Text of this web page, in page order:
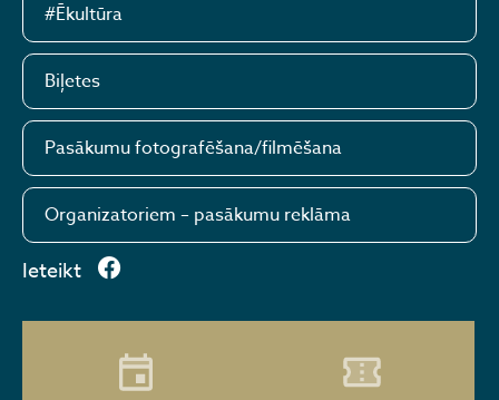
#Ēkultūra
Biļetes
Pasākumu fotografēšana/filmēšana
Organizatoriem – pasākumu reklāma
Ieteikt